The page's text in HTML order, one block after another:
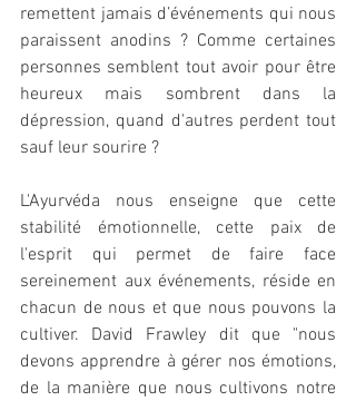
remettent jamais d’événements qui nous
paraissent anodins ? Comme certaines
personnes semblent tout avoir pour être
heureux mais sombrent dans la
dépression, quand d'autres perdent tout
sauf leur sourire ?
L'Ayurvéda nous enseigne que cette
stabilité émotionnelle, cette paix de
l'esprit qui permet de faire face
sereinement aux événements, réside en
chacun de nous et que nous pouvons la
cultiver. David Frawley dit que "nous
devons apprendre à gérer nos émotions,
de la manière que nous cultivons notre